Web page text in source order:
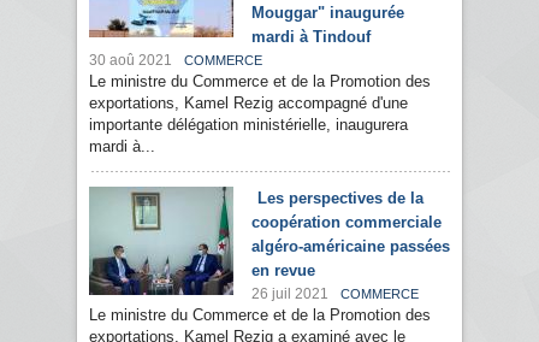
Mouggar" inaugurée
mardi à Tindouf
30 aoû 2021 COMMERCE
Le ministre du Commerce et de la Promotion des
exportations, Kamel Rezig accompagné d'une
importante délégation ministérielle, inaugurera
mardi à...
Les perspectives de la
coopération commerciale
algéro-américaine passées
en revue
26 juil 2021 COMMERCE
Le ministre du Commerce et de la Promotion des
exportations, Kamel Rezig a examiné avec le